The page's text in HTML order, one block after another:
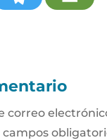
correo
campos